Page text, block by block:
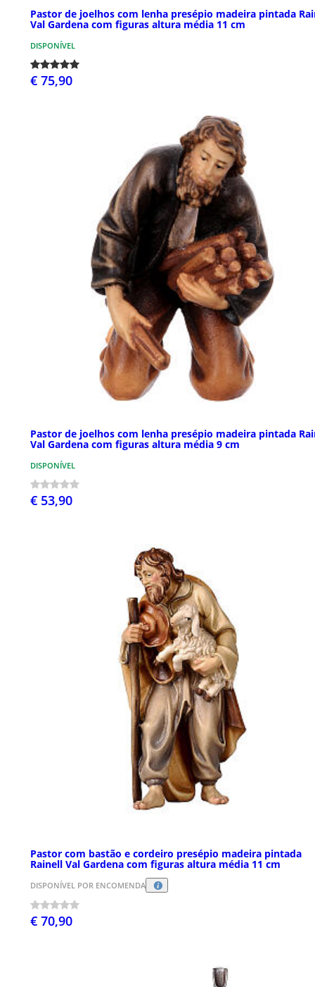
Pastor de joelhos com lenha presépio madeira pintada
Val Gardena com figuras altura média 11 cm
DISPONÍVEL
€ 75,90
Pastor de joelhos com lenha presépio madeira pintada
Val Gardena com figuras altura média 9 cm
DISPONÍVEL
€ 53,90
Pastor com bastão e cordeiro presépio madeira pintada
Rainell Val Gardena com figuras altura média 11 cm
DISPONÍVEL POR ENCOMENDA
€ 70,90